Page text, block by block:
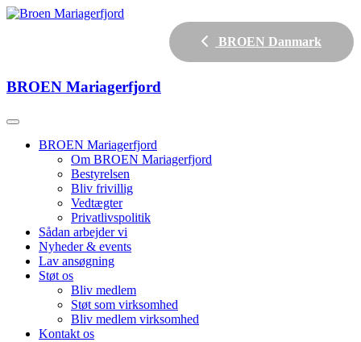
BROEN Danmark
BROEN Mariagerfjord
BROEN Mariagerfjord
Om BROEN Mariagerfjord
Bestyrelsen
Bliv frivillig
Vedtægter
Privatlivspolitik
Sådan arbejder vi
Nyheder & events
Lav ansøgning
Støt os
Bliv medlem
Støt som virksomhed
Bliv medlem virksomhed
Kontakt os